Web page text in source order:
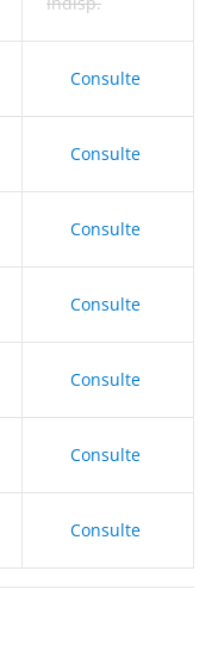
Consulte
Consulte
Consulte
Consulte
Consulte
Consulte
Consulte